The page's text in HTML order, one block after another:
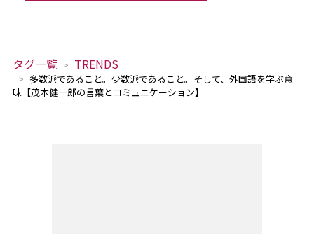
タグ一覧 TRENDS
多数派であること。少数派であること。そして、外国語を学ぶ意
味【茂木健一郎の言葉とコミュニケーション】